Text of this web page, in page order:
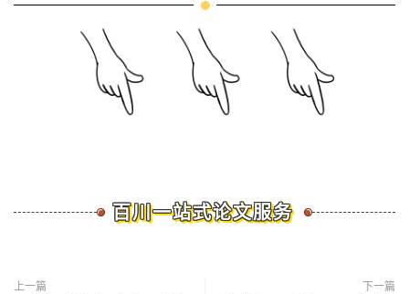
百川一站式论文服务
上一篇 下一篇